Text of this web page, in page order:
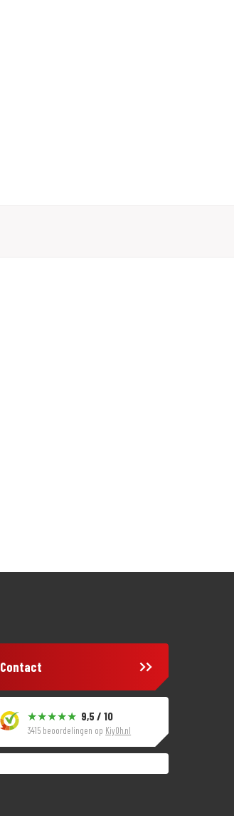
Contact
9,5 / 10
3415 beoordelingen op KiyOh.nl